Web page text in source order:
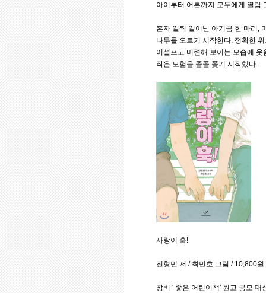
아이부터 어른까지 모두에게 열림
혼자 일찍 일어난 아기곰 한 마리,
나무를 오르기 시작한다. 정확한
어설프고 미련해 보이는 모습에
작은 모험을 졸졸 쫓기 시작했다.
사랑이 훅!
진형민 저 / 최민호 그림 / 10,800원
창비 ' 좋은 어린이책' 원고 공모 대